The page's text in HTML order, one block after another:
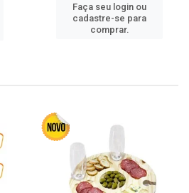
Faça seu login ou
cadastre-se para
comprar.